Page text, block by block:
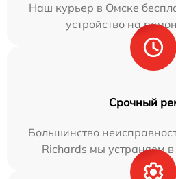
Наш курьер в Омске
устройство на
Срочный
Большинство
Richards мы устраняем в